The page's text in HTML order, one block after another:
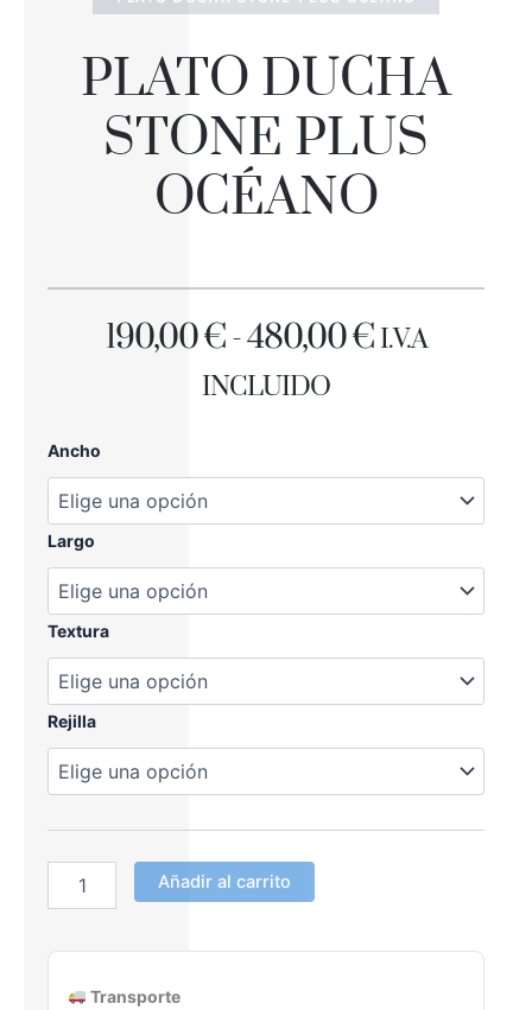
PLATO DUCHA
STONE PLUS
OCÉANO
190,00€-480,00€RANGO
DESDE
190,00 €
HASTA
480,00 €
I.V.A
INCLUIDO
Ancho
Largo
Textura
Rejilla
PLATO
STONE
PLUS
OCÉANO
cantidad
Añadir al carrito
Transporte